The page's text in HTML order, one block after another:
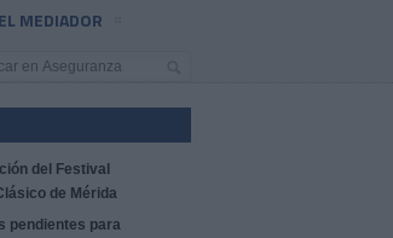
MEDIADOR
del Festival
de Mérida
pendientes para